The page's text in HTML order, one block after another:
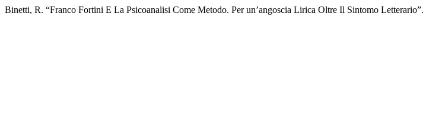
Binetti, R. “Franco Fortini E La Psicoanalisi Come Metodo. Per un’angoscia Lirica Oltre Il Sintomo Letterario”.